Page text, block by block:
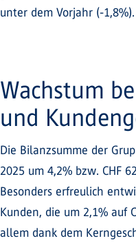
unter dem Vorjahr (-1,8%).
Wachstum
und
Die Bilanzsumme der
2025 um 4,2% bzw. CHF
Besonders erfreulich
Kunden, die um 2,1% auf
allem dank dem